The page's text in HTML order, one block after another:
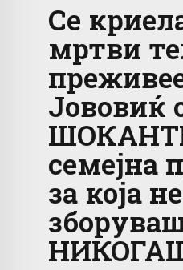
Се
мртви
Јововиќ
семејна
за која не